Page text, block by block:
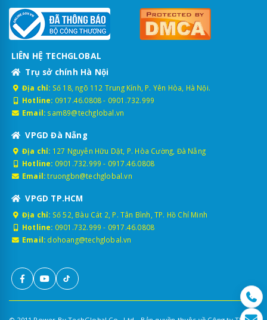
LIÊN HỆ TECHGLOBAL
Trụ sở chính Hà Nội
Địa chỉ: Số 18, ngõ 112 Trung Kính, P. Yên Hòa, Hà Nội.
Hotline: 0917.46.0808- 0901.732.999
Email: sam89@techglobal.vn
VPGD Đà Nẵng
Địa chỉ: 127 Nguyễn Hữu Dật, P. Hòa Cường, Đà Nẵng
Hotline: 0901.732.999 - 0917.46.0808
Email: truongbn@techglobal.vn
VPGD TP.HCM
Địa chỉ: Số 52, Bàu Cát 2, P. Tân Bình, TP. Hồ Chí Minh
Hotline: 0901.732.999 - 0917.46.0808
Email: dohoang@techglobal.vn